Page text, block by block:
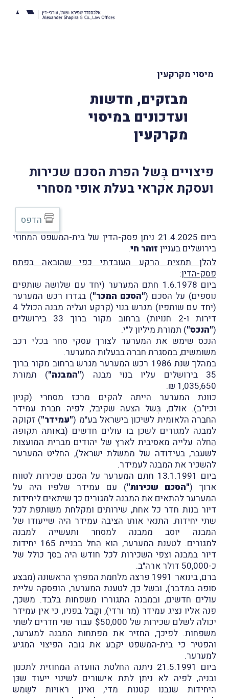
מיסוי מקרקעין
מבזקים, חדשות
ועדכונים במיסוי
מקרקעין
פיצויים בְּשל הפרת הסכם שכירות
ועסקת אקראי בעלת אופי מסחרי
ביום 21.4.2025 ניתן פסק-הדין של בית-המשפט המחוזי
בירושלים בעניין זוהר חי.
להלן תמצית הרקע העובדתי כפי שהובאה בפתח
פסק-הדין:
ביום 1.6.1978 חתם המערער (יחד עם שלושה שותפים
נוספים) על הסכם ("הסכם המכר") בגדרו רכש המערער
(יחד עם שותפיו) מגרש בנוי (קרקע ועליה מבנה הכולל 4
דירות ו-2 חנויות) ברחוב מקור ברוך 33 בירושלים
("הנכס") תמורת מיליון ל"י.
הנכס שימש את המערער לצורך עסקי סחר בכלי רכב
משומשים, במסגרת חברה בבעלות המערער.
במהלך שנת 1986 רכש המערער מגרש ברחוב מקור ברוך
35 בירושלים עליו בנוי מבנה (
"המבנה") תמורת
1,035,650 ₪.
כוונת המערער הייתה להקים מרכז מסחרי (קניון
וכיו"ב). אולם, בְּשל הצעה שקיבל, לפיה חברת עמידר
החברה הלאומית לשיכון בישראל בע"מ ("עמידר") זקוקה
למבנה למגורים לשכּן בו עולים חדשים (באותה תקופה
הֵחלה עלייה מאסיבית לארץ של יהודים מברית המועצות
לשעבר, בעידודה של ממשלת ישראל), החליט המערער
להשכיר את המבנה לעמידר.
ביום 13.1.1991 חתם המערער על הסכם שכירות לטווח
ארוך ("הסכם שכירות") עם עמידר שלפיו היה על
המערער להתאים את המבנה למגורים כך שיתאים ליחידות
דיור בנות חדר כל אחת, שירותים ומקלחת משותפת לכל
שתי יחידות. התנאי אותו הציבה עמידר היה שייעודו של
המבנה יוסב ממבנה למסחר ותעשייה למבנה
למגורים. לטענת המערער, הוא הֵחל בבניית 165 יחידות
דיור במבנה וצפי השכירות לכל חודש היה בסך כולל של
כ-50,000 דולר ארה"ב.
ברם, בינואר 1991 פרצה מלחמת המפרץ הראשונה (מבצע
סופה במדבר), ובשל כך, לטענת המערער, הופסקה עליית
עולים חדשים, ובמבנה התגוררו משפחות בלבד. משכך,
פנה אליו נציג עמידר (מר ורדי), וקַָבל בפניו, כי אין עמידר
יכולה לשלם שכירות של $50,000 עבור שני חדרים לשתי
משפחות. לפיכך, החזיר את מפתחות המבנה למערער,
והפטיר כי בית-המשפט יקבע את גובה הפיצוי המגיע
למערער.
ביום 21.5.1991 ניתנה החלטת הוועדה המחוזית לתכנון
ובניה, לפיה לא ניתן לתת אישורים לשינוי ייעוד שכּן
היחידות שנבנו קטנות מדי, ואינן ראויות לשַמש